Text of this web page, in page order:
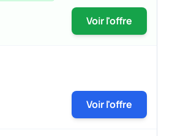
Voir l'offre
Voir l'offre